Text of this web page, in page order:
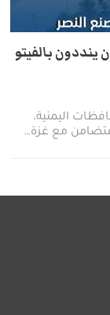
ينددون بالفيتو
اليمنية،
مع غزة…